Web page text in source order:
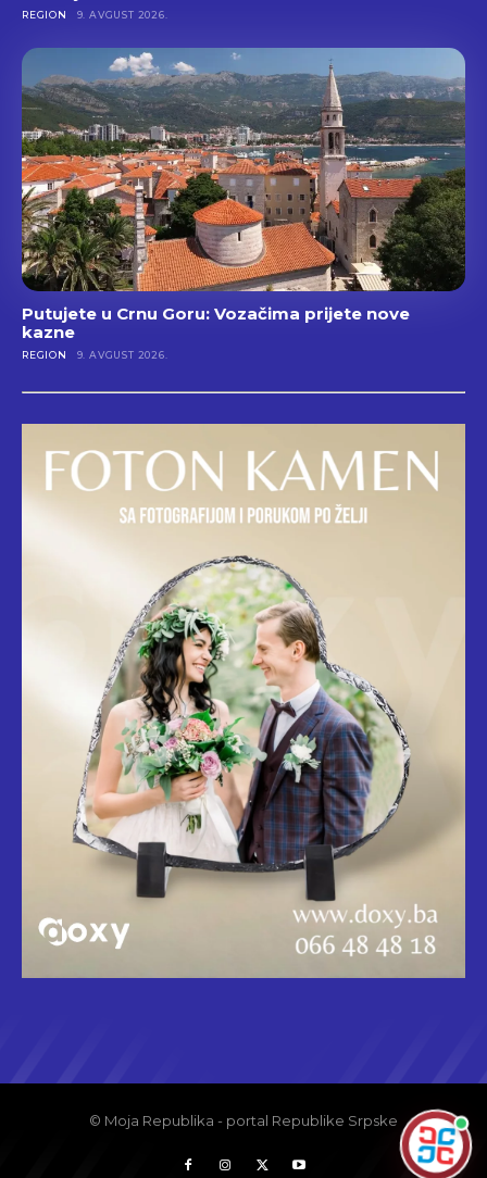
REGION 9. AVGUST 2026.
Putujete u Crnu Goru: Vozačima prijete nove
kazne
REGION 9. AVGUST 2026.
© Moja Republika - portal Republike Srpske